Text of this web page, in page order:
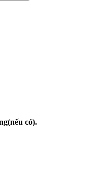
có).